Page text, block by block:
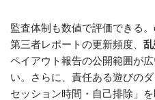
監査体制も数値で評価できる
第三者レポートの更新頻度、 乱
ペイアウト報告の公開範囲が
い。さらに、責任ある遊びの
セッション時間・自己排除」